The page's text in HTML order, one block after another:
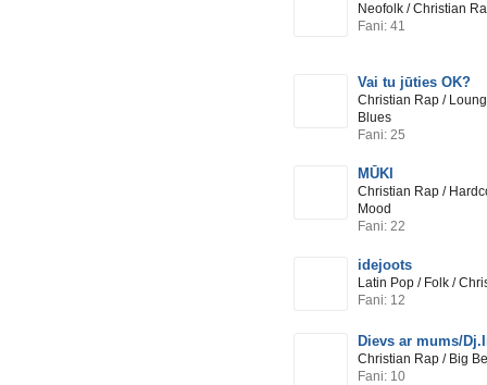
Neofolk / Christian
Fani: 41
Vai tu jūties OK?
Christian Rap /
Blues
Fani: 25
MŪKI
Christian Rap /
Mood
Fani: 22
idejoots
Latin Pop / Folk /
Fani: 12
Dievs ar mums/
Christian Rap / Big
Fani: 10